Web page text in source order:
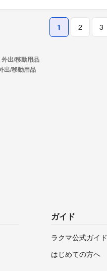
1 2 3
外出/移動用品
出/移動用品
ガイド
ラクマ公式ガイド
はじめての方へ